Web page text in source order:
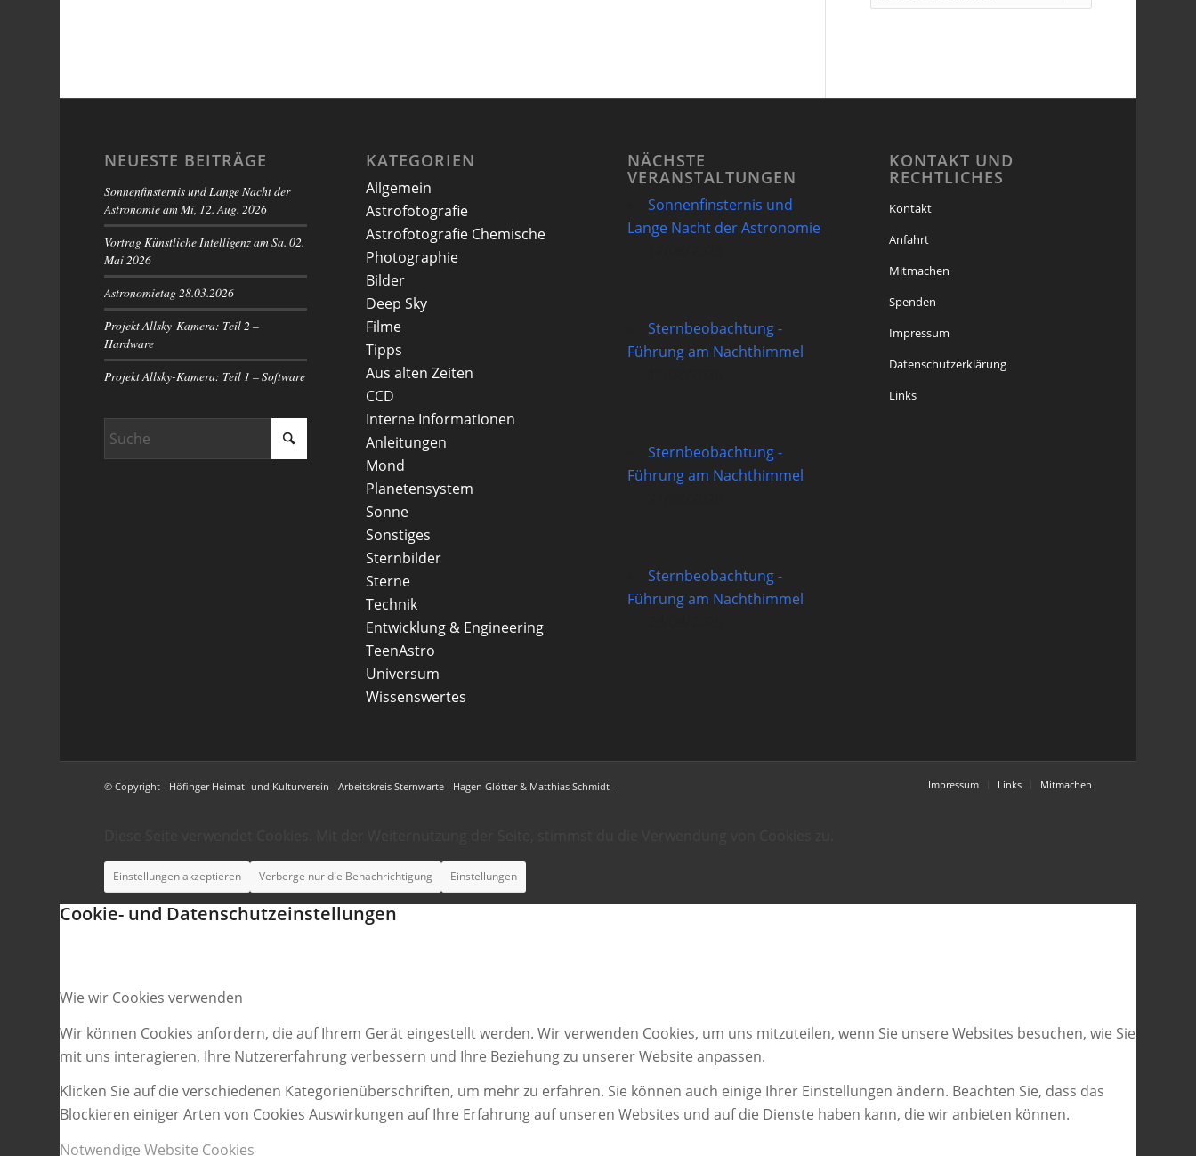
NEUESTE BEITRÄGE
Sonnenfinsternis und Lange Nacht der
Astronomie am Mi, 12. Aug. 2026
Vortrag Künstliche Intelligenz am Sa. 02.
Mai 2026
Astronomietag 28.03.2026
Projekt Allsky-Kamera: Teil 2 –
Hardware
Projekt Allsky-Kamera: Teil 1 – Software
KATEGORIEN
Allgemein
Astrofotografie
Astrofotografie Chemische
Photographie
Bilder
Deep Sky
Filme
Tipps
Aus alten Zeiten
CCD
Interne Informationen
Anleitungen
Mond
Planetensystem
Sonne
Sonstiges
Sternbilder
Sterne
Technik
Entwicklung & Engineering
TeenAstro
Universum
Wissenswertes
NÄCHSTE
VERANSTALTUNGEN
Sonnenfinsternis und
Lange Nacht der Astronomie
Sternbeobachtung -
Führung am Nachthimmel
Sternbeobachtung -
Führung am Nachthimmel
Sternbeobachtung -
Führung am Nachthimmel
KONTAKT UND
RECHTLICHES
Kontakt
Anfahrt
Mitmachen
Spenden
Impressum
Datenschutzerklärung
Links
© Copyright - Höfinger Heimat- und Kulturverein - Arbeitskreis Sternwarte - Hagen Glötter & Matthias Schmidt - Impressum Links Mitmachen
Einstellungen akzeptieren Verberge nur die Benachrichtigung Einstellungen
Cookie- und Datenschutzeinstellungen
Wie wir Cookies verwenden
Wir können Cookies anfordern, die auf Ihrem Gerät eingestellt werden. Wir verwenden Cookies, um uns mitzuteilen, wenn Sie unsere Websites besuchen, wie Sie
mit uns interagieren, Ihre Nutzererfahrung verbessern und Ihre Beziehung zu unserer Website anpassen.
Klicken Sie auf die verschiedenen Kategorienüberschriften, um mehr zu erfahren. Sie können auch einige Ihrer Einstellungen ändern. Beachten Sie, dass das
Blockieren einiger Arten von Cookies Auswirkungen auf Ihre Erfahrung auf unseren Websites und auf die Dienste haben kann, die wir anbieten können.
Notwendige Website Cookies